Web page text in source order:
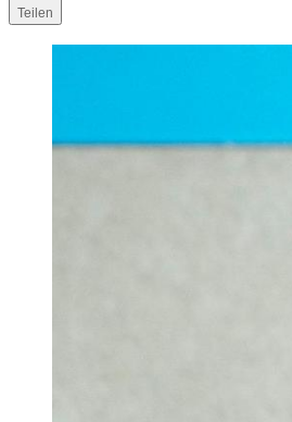
Teilen